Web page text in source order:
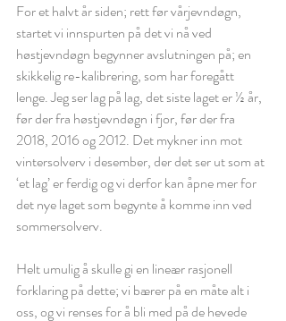
For et halvt år siden; rett før vårjevndøgn,
startet vi innspurten på det vi nå ved
høstjevndøgn begynner avslutningen på; en
skikkelig re-kalibrering, som har foregått
lenge. Jeg ser lag på lag, det siste laget er ½ år,
før der fra høstjevndøgn i fjor, før der fra
2018, 2016 og 2012. Det mykner inn mot
vintersolverv i desember, der det ser ut som at
‘et lag’ er ferdig og vi derfor kan åpne mer for
det nye laget som begynte å komme inn ved
sommersolverv.
Helt umulig å skulle gi en lineær rasjonell
forklaring på dette; vi bærer på en måte alt i
oss, og vi renses for å bli med på de hevede